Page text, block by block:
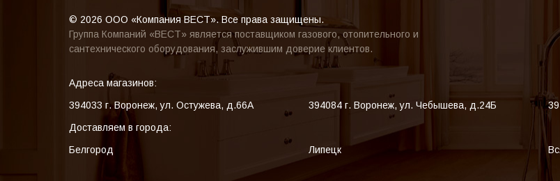
© 2026 ООО «Компания ВЕСТ». Все права защищены.
Группа Компаний «ВЕСТ» является поставщиком газового, отопительного и
сантехнического оборудования, заслужившим доверие клиентов.
Адреса магазинов:
394033 г. Воронеж,ул. Остужева, д.66А 394084 г. Воронеж,ул. Чебышева, д.24Б
Доставляем в города:
Белгород
Липецк